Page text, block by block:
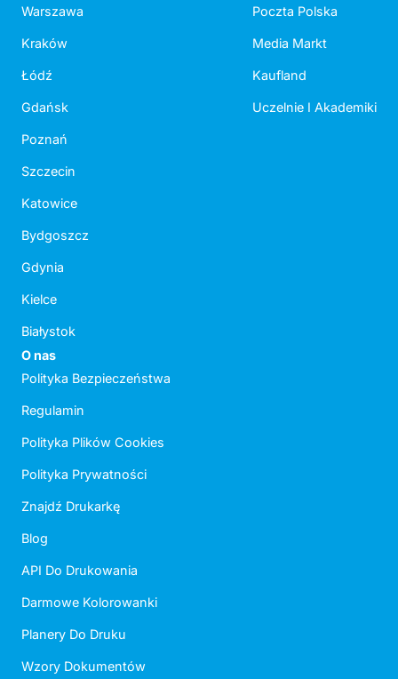
Warszawa
Kraków
Łódź
Gdańsk
Poznań
Szczecin
Katowice
Bydgoszcz
Gdynia
Kielce
Białystok
Poczta Polska
Media Markt
Kaufland
Uczelnie I Akademiki
O nas
Polityka Bezpieczeństwa
Regulamin
Polityka Plików Cookies
Polityka Prywatności
Znajdź Drukarkę
Blog
API Do Drukowania
Darmowe Kolorowanki
Planery Do Druku
Wzory Dokumentów